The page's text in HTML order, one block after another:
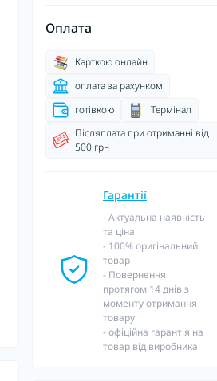
Оплата
Карткою онлайн
оплата за рахунком
готівкою
Термінал
Післяплата при отриманні від
500 грн
Гарантії
- Актуальна наявність
та ціна
- 100% оригінальний
товар
- Повернення
протягом 14 днів з
моменту отримання
товару
- офіційна гарантія на
товар від виробника